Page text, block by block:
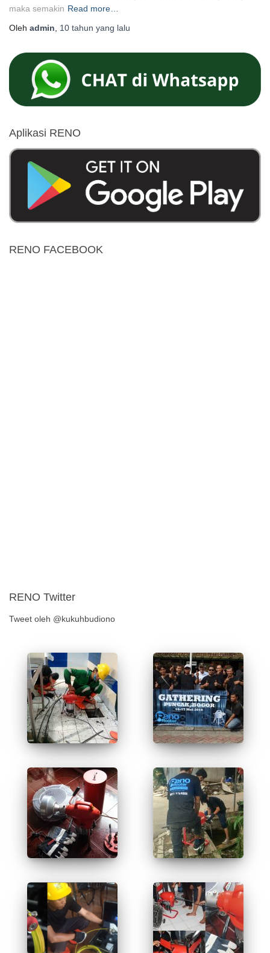
maka semakin Read more…
Oleh admin 10 tahun yang lalu
Aplikasi RENO
RENO FACEBOOK
RENO Twitter
Tweet oleh @kukuhbudiono